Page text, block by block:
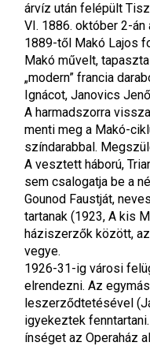
árvíz után felépült
VI. 1886. október 2-
1889-től Makó Lajos
Makó művelt,
„modern” francia
Ignácot, Janovics
A harmadszorra
menti meg a Makó-
színdarabbal.
A vesztett háború,
sem csalogatja be a
Gounod Faustját,
tartanak (1923, A kis
háziszerzők között,
vegye.
1926-31-ig városi
elrendezni. Az
leszerződtetésével
igyekeztek
ínséget az Operaház